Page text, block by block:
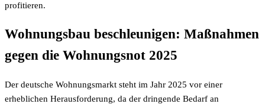
profitieren.
Wohnungsbau beschleunigen: Maßnahmen
gegen die Wohnungsnot 2025
Der deutsche Wohnungsmarkt steht im Jahr 2025 vor einer
erheblichen Herausforderung, da der dringende Bedarf an